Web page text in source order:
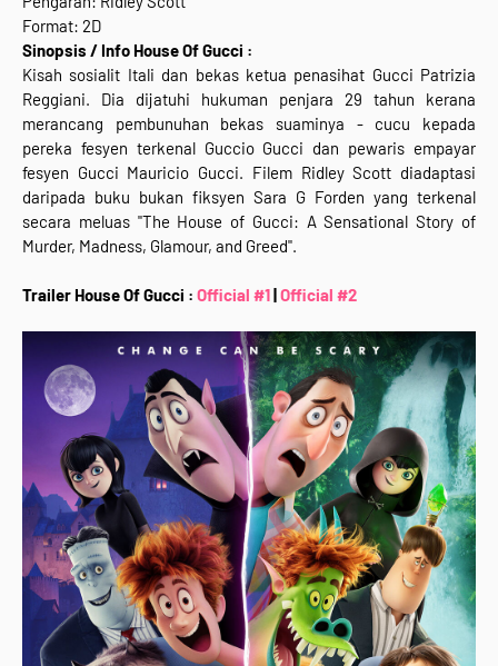
Format: 2D
Sinopsis / Info House Of Gucci :
Kisah sosialit Itali dan bekas ketua penasihat Gucci Patrizia
Reggiani. Dia dijatuhi hukuman penjara 29 tahun kerana
merancang pembunuhan bekas suaminya - cucu kepada
pereka fesyen terkenal Guccio Gucci dan pewaris empayar
fesyen Gucci Mauricio Gucci. Filem Ridley Scott diadaptasi
daripada buku bukan fiksyen Sara G Forden yang terkenal
secara meluas "The House of Gucci: A Sensational Story of
Murder, Madness, Glamour, and Greed".
Trailer House Of Gucci : Official #1 Official #2